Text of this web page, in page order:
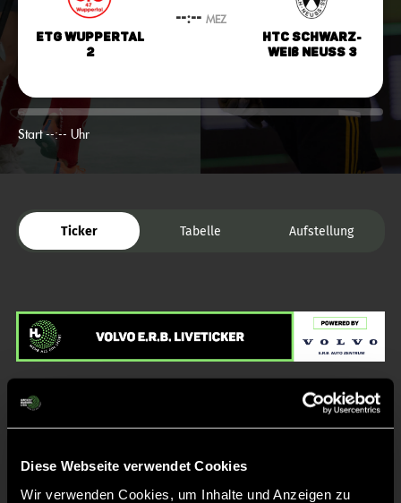
Diese Webseite verwendet Cookies
Wir verwenden Cookies, um Inhalte und Anzeigen zu
ETG Wuppertal
2
--:-- MEZ
HTC Schwarz-
Weiß Neuss 3
Start --:-- Uhr
Ticker Tabelle Aufstellung
Liveticker
Keine Daten verfügbar.